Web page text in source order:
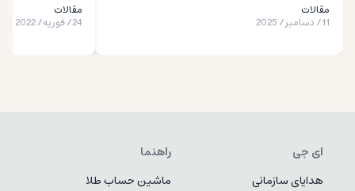
مقالات
11
/دسامبر/
2025
مقالات
24
/فوریه/
2022
ای جی
هدایای سازمانی
راهنما
ماشین حساب طلا